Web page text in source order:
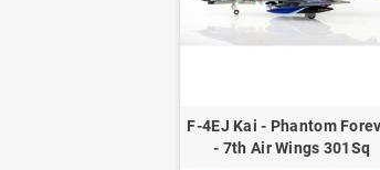
F-4EJ Kai - Phantom
- 7th Air Wings 301Sq